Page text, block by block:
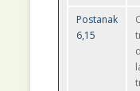
Postanak
6,15